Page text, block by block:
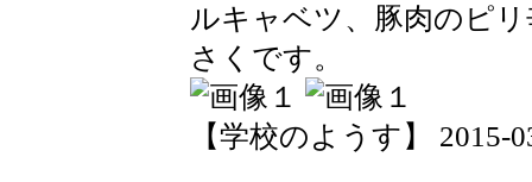
ルキャベツ、豚肉のピ
さくです。
【学校のようす】 2015-